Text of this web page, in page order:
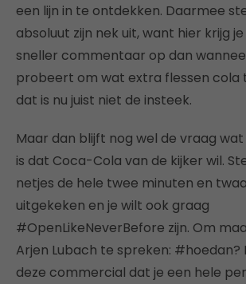
een lijn in te ontdekken. Daarmee
absoluut zijn nek uit, want hier krijg
sneller commentaar op dan
probeert om wat extra flessen cola
dat is nu juist niet de insteek.
Maar dan blijft nog wel de vraag
is dat Coca-Cola van de kijker wil.
netjes de hele twee minuten en
uitgekeken en je wilt ook graag
#OpenLikeNeverBefore zijn. Om
Arjen Lubach te spreken: #hoedan?
deze commercial dat je een hele